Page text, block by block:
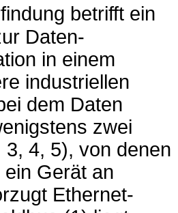
betrifft ein
Daten-
in einem
industriellen
dem Daten
zwei
3, 4, 5), von denen
Gerät an
Ethernet-